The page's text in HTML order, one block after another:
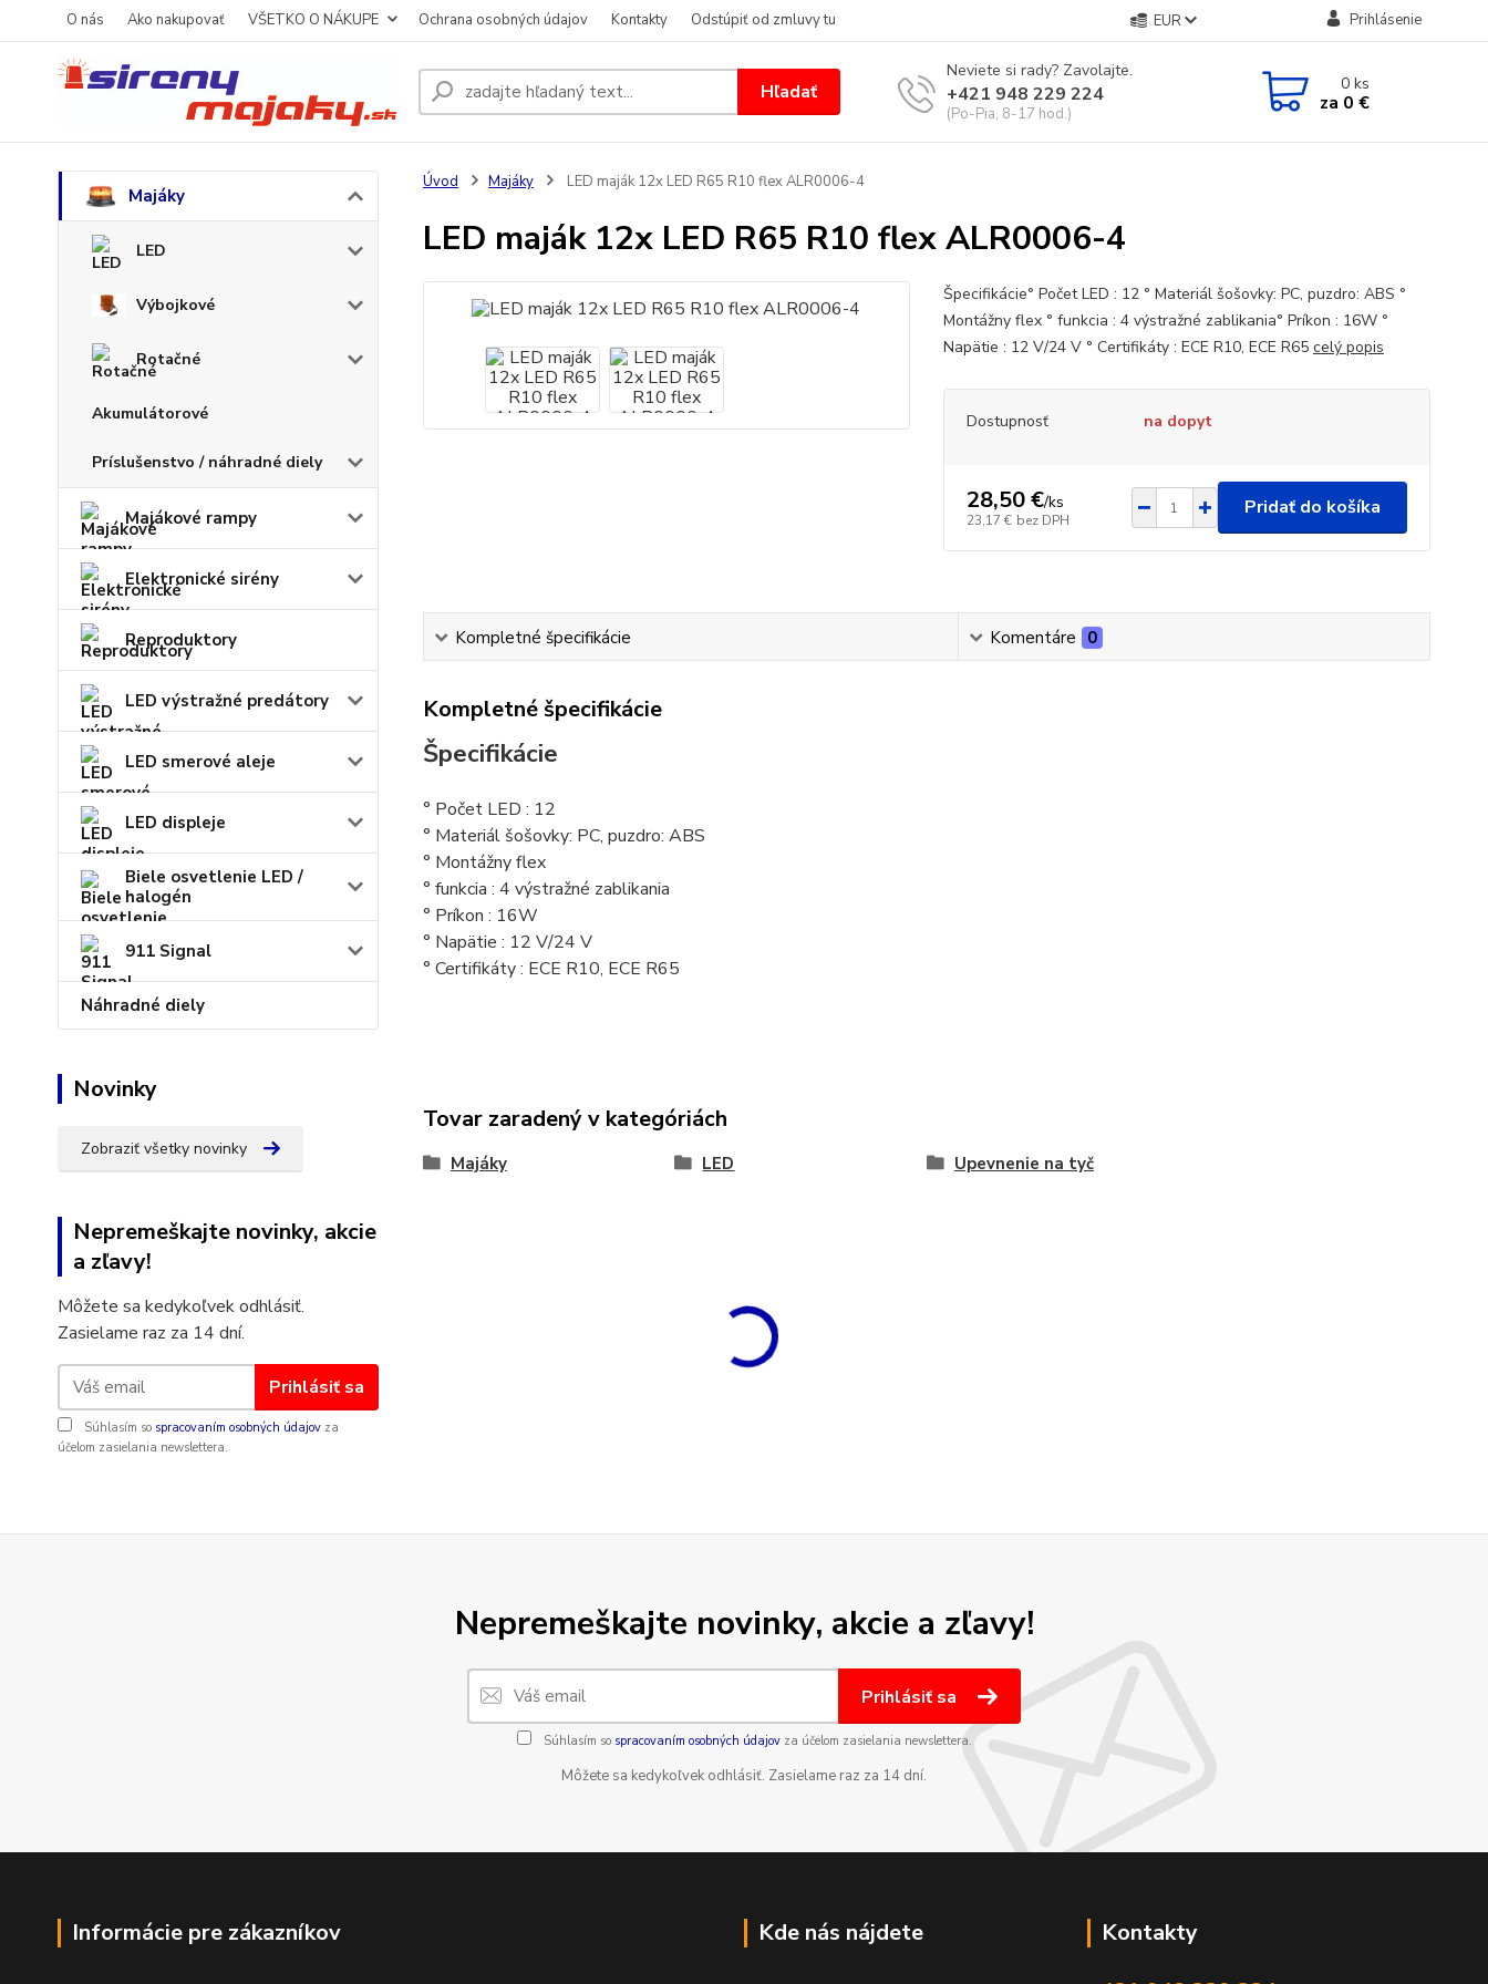
O nás Ako nakupovať VŠETKO O NÁKUPE Ochrana osobných údajov Kontakty Odstúpiť od zmluvy tu EUR Prihlásenie
Hľadať
Neviete si rady? Zavolajte.
+421 948 229 224
(Po-Pia, 8-17 hod.)
0ks
za 0 €
Majáky
LED
Výbojkové
Rotačné
Akumulátorové
Príslušenstvo / náhradné diely
Majákové rampy
Elektronické sirény
Reproduktory
LED výstražné predátory
LED smerové aleje
LED displeje
Biele osvetlenie LED /
halogén
911 Signal
Náhradné diely
Novinky
Zobraziť všetky novinky
Nepremeškajte novinky, akcie
a zľavy!
Môžete sa kedykoľvek odhlásiť.
Zasielame raz za 14 dní.
Prihlásiť sa
Súhlasím so spracovaním osobných údajov za
účelom zasielania newslettera.
Úvod Majáky LED maják 12x LED R65 R10 flex ALR0006-4
LED maják 12x LED R65 R10 flex ALR0006-4
Špecifikácie° Počet LED : 12 ° Materiál šošovky: PC, puzdro: ABS °
Montážny flex ° funkcia : 4 výstražné zablikania° Príkon : 16W °
Napätie : 12 V/24 V ° Certifikáty : ECE R10, ECE R65 celý popis
Dostupnosť na dopyt
28,50 €/ks
23,17 € bez DPH
Pridať do košíka
Kompletné špecifikácie Komentáre 0
Kompletné špecifikácie
Špecifikácie
° Počet LED : 12
° Materiál šošovky: PC, puzdro: ABS
° Montážny flex
° funkcia : 4 výstražné zablikania
° Príkon : 16W
° Napätie : 12 V/24 V
° Certifikáty : ECE R10, ECE R65
Tovar zaradený v kategóriách
Majáky LED Upevnenie na tyč
Nepremeškajte novinky, akcie a zľavy!
Prihlásiť sa
Súhlasím so spracovaním osobných údajovza účelom zasielania newslettera.
Môžete sa kedykoľvek odhlásiť. Zasielame raz za 14 dní.
Informácie pre zákazníkov Kde nás nájdete
Kontakty